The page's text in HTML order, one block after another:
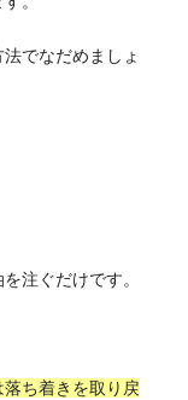
でなだめましょ
注ぐだけです。
ち着きを取り戻